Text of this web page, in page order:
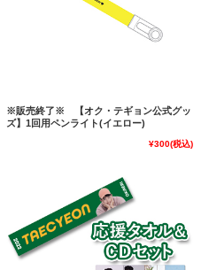
※販売終了※ 【オク・テギョン公式グッ
ズ】1回用ペンライト(イエロー)
¥300(税込)